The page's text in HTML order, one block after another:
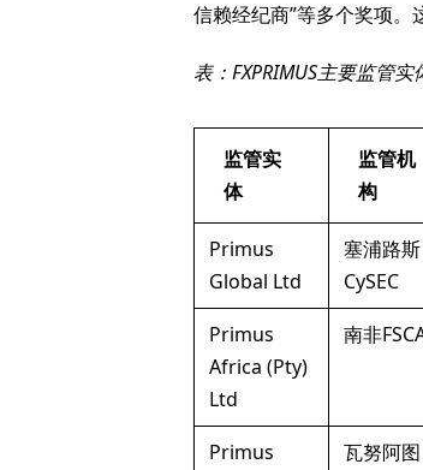
信赖经纪商”等多个奖项。
表：FXPRIMUS主要监管实
监管实
体
监管机
构
Primus
Global Ltd
塞浦路斯
CySEC
Primus
Africa (Pty)
Ltd
南非
Primus
瓦努阿图